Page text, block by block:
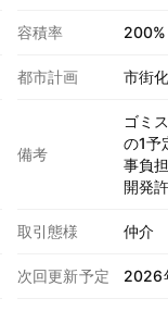
容積率 200%
都市計画 市街
備考
ゴミ
の1予
事負
開発
取引態様 仲介
次回更新予定 2026